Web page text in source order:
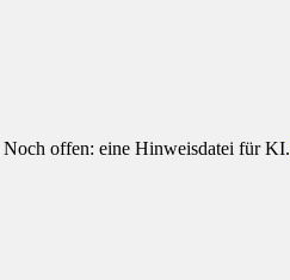
Noch offen: eine Hinweisdatei für KI.